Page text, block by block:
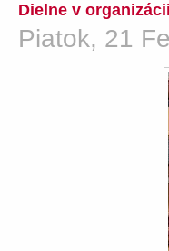
Dielne v
Piatok, 21